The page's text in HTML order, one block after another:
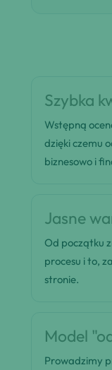
Szybka
Wstępną
dzięki czemu
biznesowo i
Jasne
Od początku
procesu i to,
stronie.
Model
Prowadzimy